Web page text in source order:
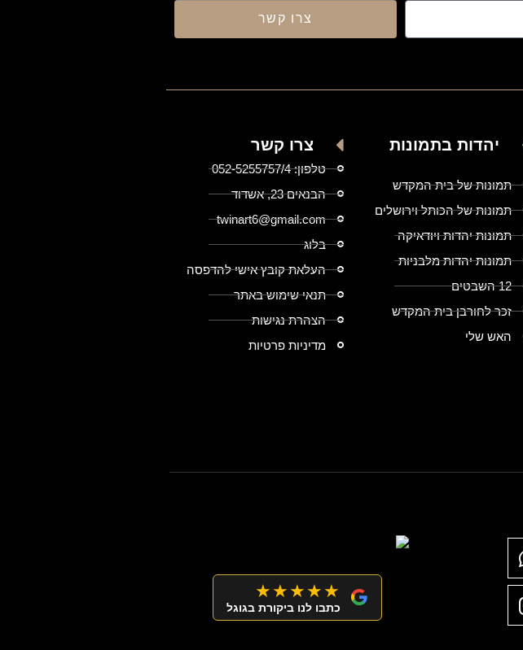
צרו קשר
יהדות בתמונות
תמונות של בית המקדש
תמונות של הכותל וירושלים
תמונות יהדות ויודאיקה
תמונות יהדות מלבניות
12 השבטים
זכר לחורבן בית המקדש
האש שלי
צרו קשר
טלפון: 052-5255757/4
הבנאים 23, אשדוד
twinart6@gmail.com
בלוג
העלאת קובץ אישי להדפסה
תנאי שימוש באתר
הצהרת נגישות
מדיניות פרטיות
★★★★★
כתבו לנו ביקורת בגוגל